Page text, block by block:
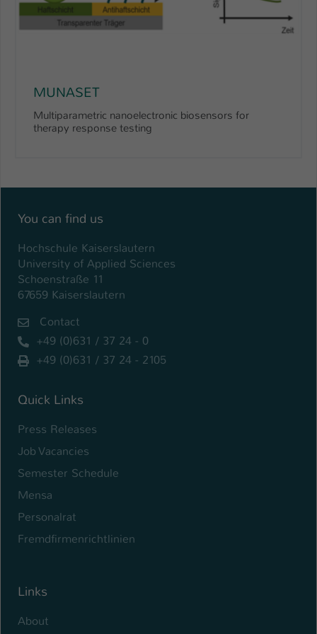
MUNASET
Multiparametric nanoelectronic biosensors for
therapy response testing
You can find us
Hochschule Kaiserslautern
University of Applied Sciences
Schoenstraße 11
67659 Kaiserslautern
Contact
+49 (0)631 / 37 24 - 0
+49 (0)631 / 37 24 - 2105
Quick Links
Press Releases
Job Vacancies
Semester Schedule
Mensa
Personalrat
Fremdfirmenrichtlinien
Links
About